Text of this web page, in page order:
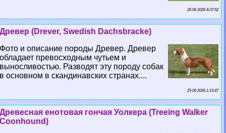
26 06 2026 8:37:52
Древер (Drever, Swedish Dachsbracke)
Фото и описание породы Древер. Древер
обладает превосходным чутьем и
выносливостью. Разводят эту породу собак
в основном в скандинавских странах....
25 06 2026 1:15:47
Древесная енотовая гончая Уолкера (Treeing Walker
Coonhound)